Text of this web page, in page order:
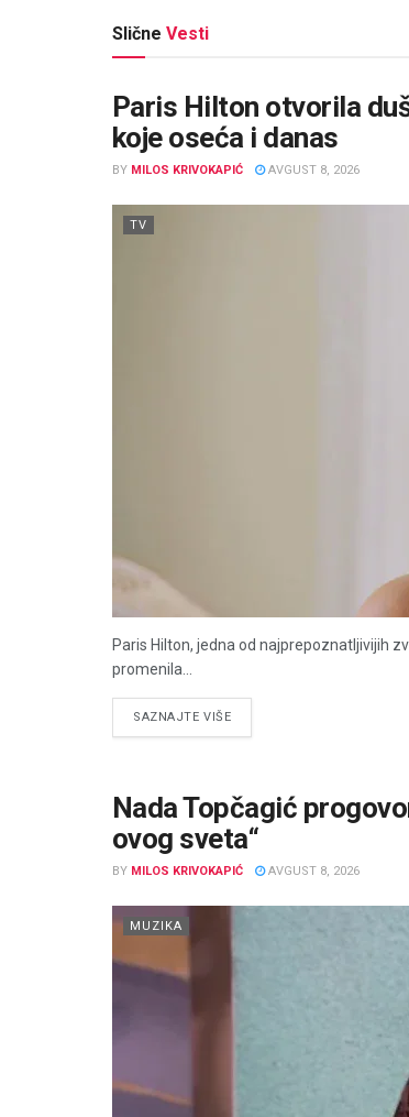
Slične Vesti
Paris Hilton otvorila
koje oseća i danas
BY MILOS KRIVOKAPIĆ AVGUST 8, 2026
TV
Paris Hilton, jedna od najprepoznatljivijih
promenila...
SAZNAJTE VIŠEDETAILS
Nada Topčagić
ovog sveta“
BY MILOS KRIVOKAPIĆ AVGUST 8, 2026
MUZIKA